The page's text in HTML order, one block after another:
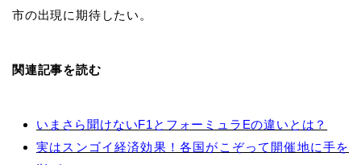
市の出現に期待したい。
関連記事を読む
いまさら聞けないF1とフォーミュラEの違いとは？
実はスンゴイ経済効果！各国がこぞって開催地に手を